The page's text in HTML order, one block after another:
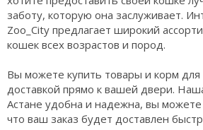
заботу, которую она заслуживает.
Zoo_City предлагает широкий
кошек всех возрастов и пород.
Вы можете купить товары и корм для
доставкой прямо к вашей двери.
Астане удобна и надежна, вы
что ваш заказ будет доставлен